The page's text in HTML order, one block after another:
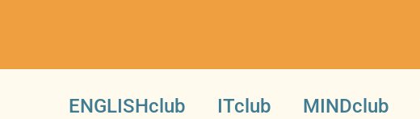
ENGLISHclub ITclub MINDclub